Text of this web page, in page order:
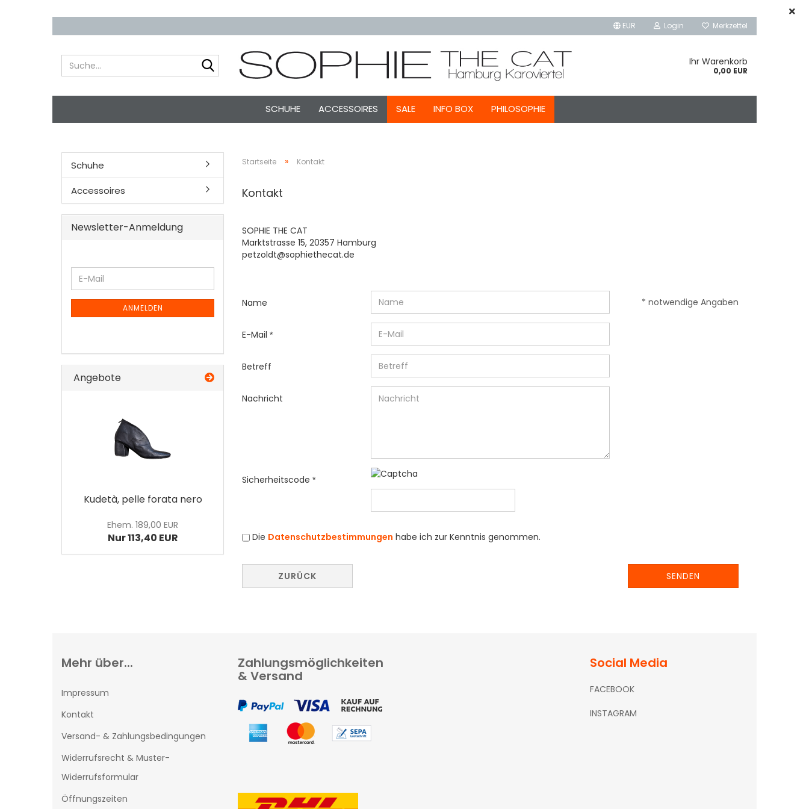
EUR Login Merkzettel
Suche... Ihr Warenkorb
0,00 EUR
SCHUHE ACCESSOIRES SALE INFO BOX PHILOSOPHIE
Startseite » Kontakt
Kontakt
SOPHIE THE CAT
Marktstrasse 15, 20357 Hamburg
petzoldt@sophiethecat.de​
Name
E-Mail
Betreff
Nachricht
Sicherheitscode
DATENSCHUTZBESTIMMUNGEN
Die Datenschutzbestimmungen habe ich zur Kenntnis genommen.
ZURÜCK SENDEN
* notwendige Angaben
Schuhe
Accessoires
Newsletter-Anmeldung
WEITER
ZUR
NEWSLETTER-
ANMELDUNG
E-
Mail
ANMELDEN
Angebote
Kudetà, pelle forata nero
Ehem. 189,00 EUR
Nur 113,40 EUR
Mehr über...
Impressum
Kontakt
Versand- & Zahlungsbedingungen
Widerrufsrecht & Muster-
Widerrufsformular
Öffnungszeiten
Zahlungsmöglichkeiten
& Versand
Social Media
FACEBOOK
INSTAGRAM